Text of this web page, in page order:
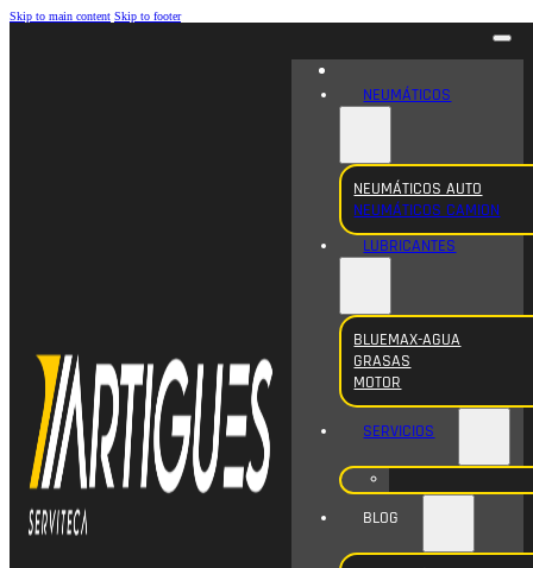
Skip to main content Skip to footer
NEUMÁTICOS
NEUMÁTICOS AUTO
NEUMÁTICOS CAMION
LUBRICANTES
BLUEMAX-AGUA
GRASAS
MOTOR
SERVICIOS
BLOG